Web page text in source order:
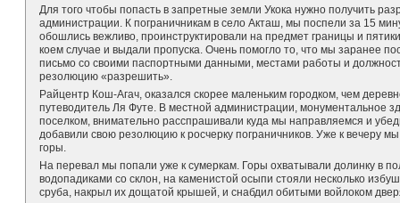
Для того чтобы попасть в запретные земли Укока нужно получить
администрации. К пограничникам в село Акташ, мы поспели за 15
обошлись вежливо, проинструктировали на предмет границы и
коем случае и выдали пропуска. Очень помогло то, что мы заранее
письмо со своими паспортными данными, местами работы и
резолюцию «разрешить».
Райцентр Кош-Агач, оказался скорее маленьким городком, чем
путеводитель Ля Футе. В местной администрации, монументальное
поселком, внимательно расспрашивали куда мы направляемся и
добавили свою резолюцию к росчерку пограничников. Уже к вечеру
горы.
На перевал мы попали уже к сумеркам. Горы охватывали долинку в
водопадиками со склон, на каменистой осыпи стояли несколько
сруба, накрыл их дощатой крышей, и снабдил обитыми войлоком